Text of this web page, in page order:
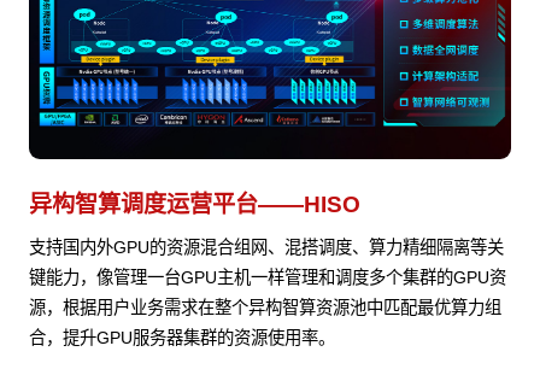
异构智算调度运营平台——HISO
支持国内外GPU的资源混合组网、混搭调度、算力精细隔离等关
键能力，像管理一台GPU主机一样管理和调度多个集群的GPU资
源，根据用户业务需求在整个异构智算资源池中匹配最优算力组
合，提升GPU服务器集群的资源使用率。